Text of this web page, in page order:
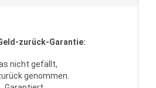
zurück-Garantie:
nicht gefällt,
genommen.